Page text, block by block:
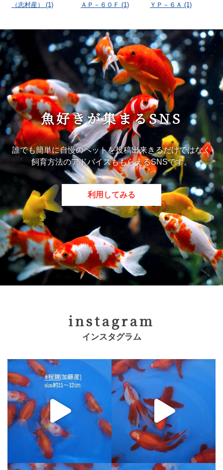
（志村産） (1) ＡＰ－６０Ｆ (1) ＹＰ－６Ａ (1)
魚好きが集まるSNS
誰でも簡単に自慢のペットを投稿出来きるだけではなく
飼育方法のアドバイスももらえるSNSです。
利用してみる
instagram
インスタグラム